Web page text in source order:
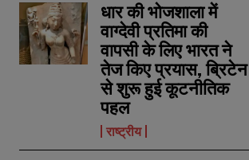
धार की भोजशाला में
वाग्देवी प्रतिमा की
वापसी के लिए भारत ने
तेज किए प्रयास, ब्रिटेन
से शुरू हुई कूटनीतिक
पहल
राष्ट्रीय